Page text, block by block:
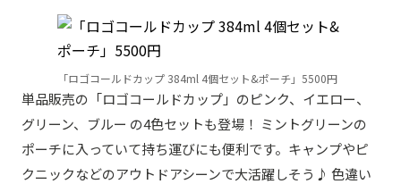
「ロゴコールドカップ 384ml 4個セット&ポーチ」5500円
単品販売の「ロゴコールドカップ」のピンク、イエロー、
グリーン、ブルー の4色セットも登場！ ミントグリーンの
ポーチに入っていて持ち運びにも便利です。キャンプやピ
クニックなどのアウトドアシーンで大活躍しそう♪ 色違い